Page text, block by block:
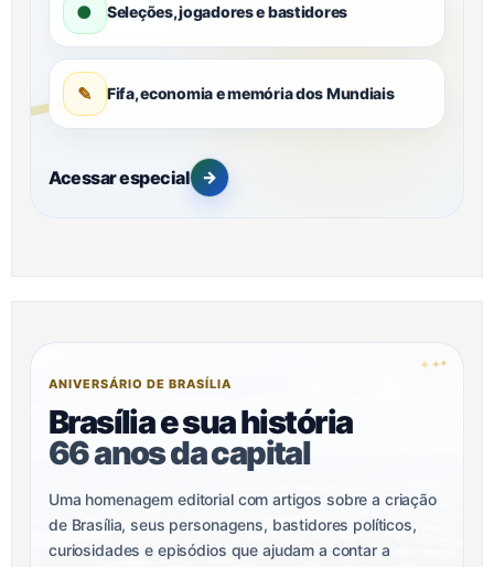
● Seleções, jogadores e bastidores
✎ Fifa, economia e memória dos Mundiais
Acessar especial →
✦ ✦✦
ANIVERSÁRIO DE BRASÍLIA
Brasília e sua história
66 anos da capital
Uma homenagem editorial com artigos sobre a criação
de Brasília, seus personagens, bastidores políticos,
curiosidades e episódios que ajudam a contar a